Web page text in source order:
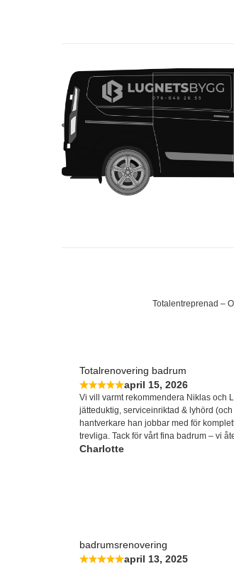
Totalentreprenad –
Totalrenovering badrum
april 15, 2026
Vi vill varmt rekommendera Niklas och
jätteduktig, serviceinriktad & lyhörd
hantverkare han jobbar med för
trevliga. Tack för vårt fina badrum – vi
Charlotte
badrumsrenovering
april 13, 2025